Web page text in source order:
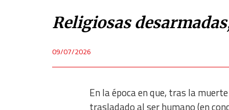
Religiosas
09/07/2026
En la época en que, tras la
trasladado al ser humano (en